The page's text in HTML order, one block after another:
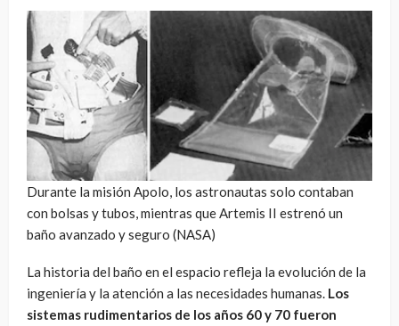
Durante la misión Apolo, los astronautas solo contaban
con bolsas y tubos, mientras que Artemis II estrenó un
baño avanzado y seguro (NASA)
La historia del baño en el espacio refleja la evolución de la
ingeniería y la atención a las necesidades humanas. Los
sistemas rudimentarios de los años 60 y 70 fueron